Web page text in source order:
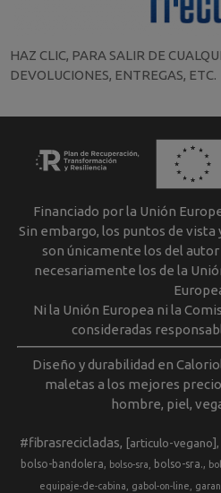
HAZ CLIC, PARA SALIR DE
DEVOLUCIONES, ENTREGAS, ETC.
Financiado por la Unión
Sin embargo, los puntos de vista
son únicamente los del
necesariamente los de la
Ni la Unión Europea ni la
consideradas
Diseño y durabilidad en
maletas a los mejores
hombre, piel,
#fibrasrecicladas [articulo-vegano]
bolso-bandolera bolso-sra bolso-sra.
equipaje-de-cabina gabol-on-line